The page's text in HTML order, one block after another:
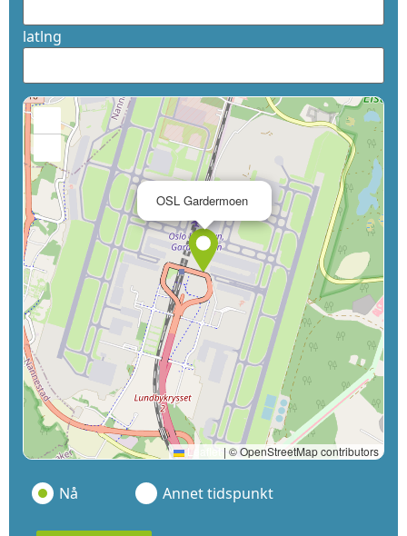
latlng
OSL Gardermoen
Leaflet | © OpenStreetMap contributors
Nå Annet tidspunkt